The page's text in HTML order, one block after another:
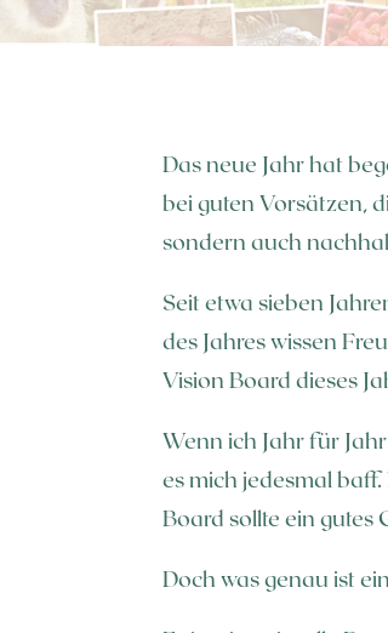
Das neue Jahr hat
bei guten Vorsätzen,
sondern auch
Seit etwa sieben
des Jahres wissen
Vision Board dieses
Wenn ich Jahr für
es mich jedesmal
Board sollte ein gutes
Doch was genau ist